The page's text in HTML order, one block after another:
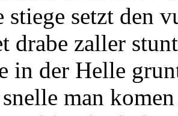
stiege setzt den
drabe zaller stunt
in der Helle
man